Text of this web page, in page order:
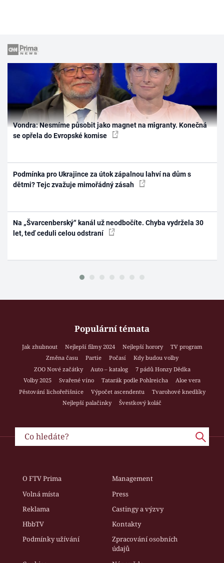
Vondra: Nesmíme působit jako magnet na migranty. Konečná
se opřela do Evropské komise
Podmínka pro Ukrajince za útok zápalnou lahví na dům s
dětmi? Tejc zvažuje mimořádný zásah
Na „Švarcenberský“ kanál už neodbočíte. Chyba vydržela 30
let, teď ceduli celou odstraní
Populární témata
Jak zhubnout Nejlepší filmy 2024 Nejlepší horory
TV program
Změna času
Partie Počasí
Kdy budou volby
ZOO Nové začátky
Auto – katalog
7 pádů Honzy Dědka
Volby 2025
Svařené víno Tatarák podle Pohlreicha
Aloe vera
Pěstování lichořeřišnice
Výpočet ascendentu
Tvarohové knedlíky
Nejlepší palačinky
Švestkový koláč
O FTV Prima
Management
Volná místa
Press
Reklama
Castingy a výzvy
HbbTV
Kontakty
Podmínky užívání
Zpracování osobních
údajů